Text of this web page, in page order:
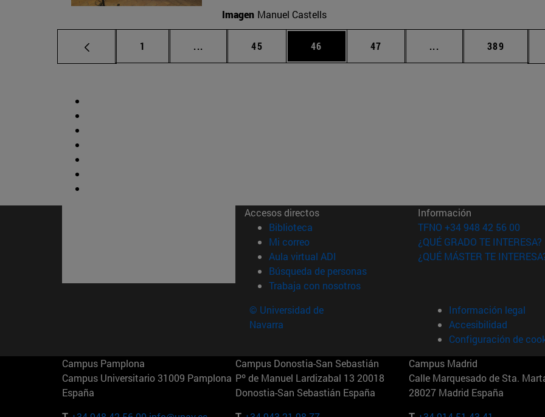
Imagen Manuel Castells
Página
1 ... Páginas intermedias Use TAB para desplazarse.
Página
45 Página
46 Página
47 ... Páginas intermedias
Página
389
Accesos directos
Biblioteca (abre en nueva ventana)
Mi correo(abre en nueva ventana)
Aula virtual ADI (abre en nueva ventana)
Búsqueda de personas(abre en nueva ventana)
Trabaja con nosotros(abre en nueva ventana)
Información
TFNO +34 948 42 56 00
¿QUÉ GRADO TE INTERESA?
¿QUÉ MÁSTER TE
© Universidad de
Navarra
Información legal
Accesibilidad
Configuración de
Campus Pamplona
Campus Universitario 31009 Pamplona
España
Campus Donostia-San Sebastián
Pº de Manuel Lardizabal 13 20018
Donostia-San Sebastián España
Campus Madrid
Calle Marquesado de Sta.
28027 Madrid España